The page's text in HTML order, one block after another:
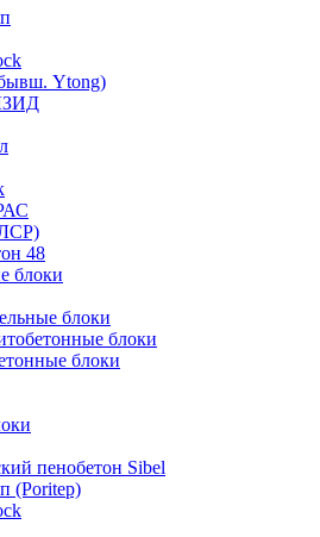
Ytong)
48
блоки
блоки
блоки
блоки
пенобетон Sibel
(Poritep)